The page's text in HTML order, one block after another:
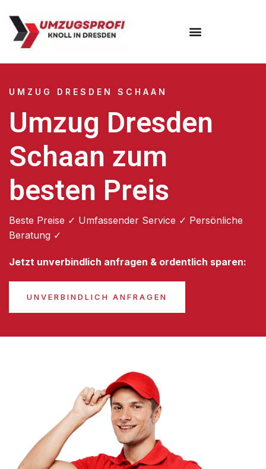
UMZUG DRESDEN SCHAAN
Umzug Dresden
Schaan zum
besten Preis
Beste Preise ✓ Umfassender Service ✓ Persönliche
Beratung ✓
Jetzt unverbindlich anfragen & ordentlich sparen:
UNVERBINDLICH ANFRAGEN